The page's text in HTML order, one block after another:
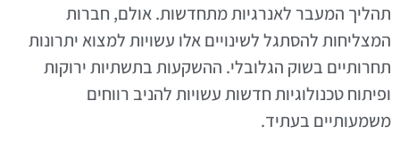
תהליך המעבר לאנרגיות מתחדשות. אולם, חברות
המצליחות להסתגל לשינויים אלו עשויות למצוא יתרונות
תחרותיים בשוק הגלובלי. ההשקעות בתשתיות ירוקות
ופיתוח טכנולוגיות חדשות עשויות להניב רווחים
משמעותיים בעתיד.